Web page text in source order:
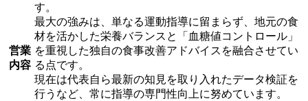
営業
内容
す。
最大の強みは、単なる運動指導に留まらず、地元の食
材を活かした栄養バランスと「血糖値コントロール」
を重視した独自の食事改善アドバイスを融合させてい
る点です。
現在は代表自ら最新の知見を取り入れたデータ検証を
行うなど、常に指導の専門性向上に努めています。